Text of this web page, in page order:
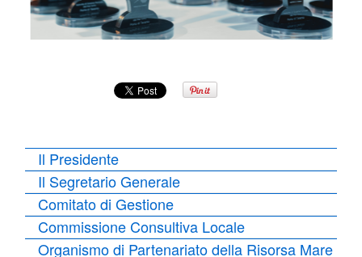
Il Presidente
Il Segretario Generale
Comitato di Gestione
Commissione Consultiva Locale
Organismo di Partenariato della Risorsa Mare